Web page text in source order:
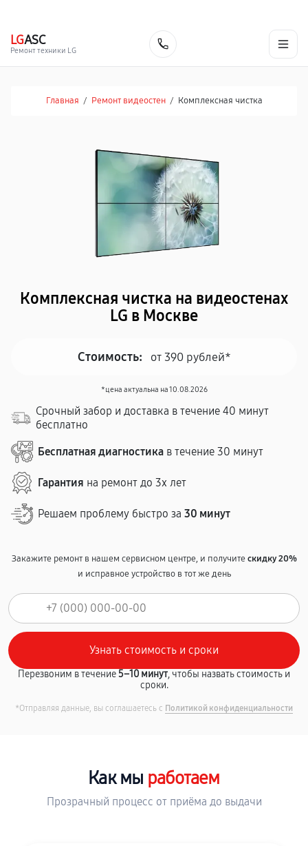
LGASC
Ремонт техники LG
Главная / Ремонт видеостен / Комплексная чистка
Комплексная чистка на видеостенах
LG в Москве
Стоимость: от 390 рублей*
*цена актуальна на 10.08.2026
Срочный забор и доставка в течение 40 минут
бесплатно
Бесплатная диагностика в течение 30 минут
Гарантия на ремонт до 3х лет
Решаем проблему быстро за 30 минут
Закажите ремонт в нашем сервисном центре, и получитескидку 20%
и исправное устройство в тот же день
Перезвоним в течение5–10 минут, чтобы назвать стоимость и
сроки.
*Отправляя данные, вы соглашаетесь с Политикой конфиденциальности
Как мы работаем
Прозрачный процесс от приёма до выдачи